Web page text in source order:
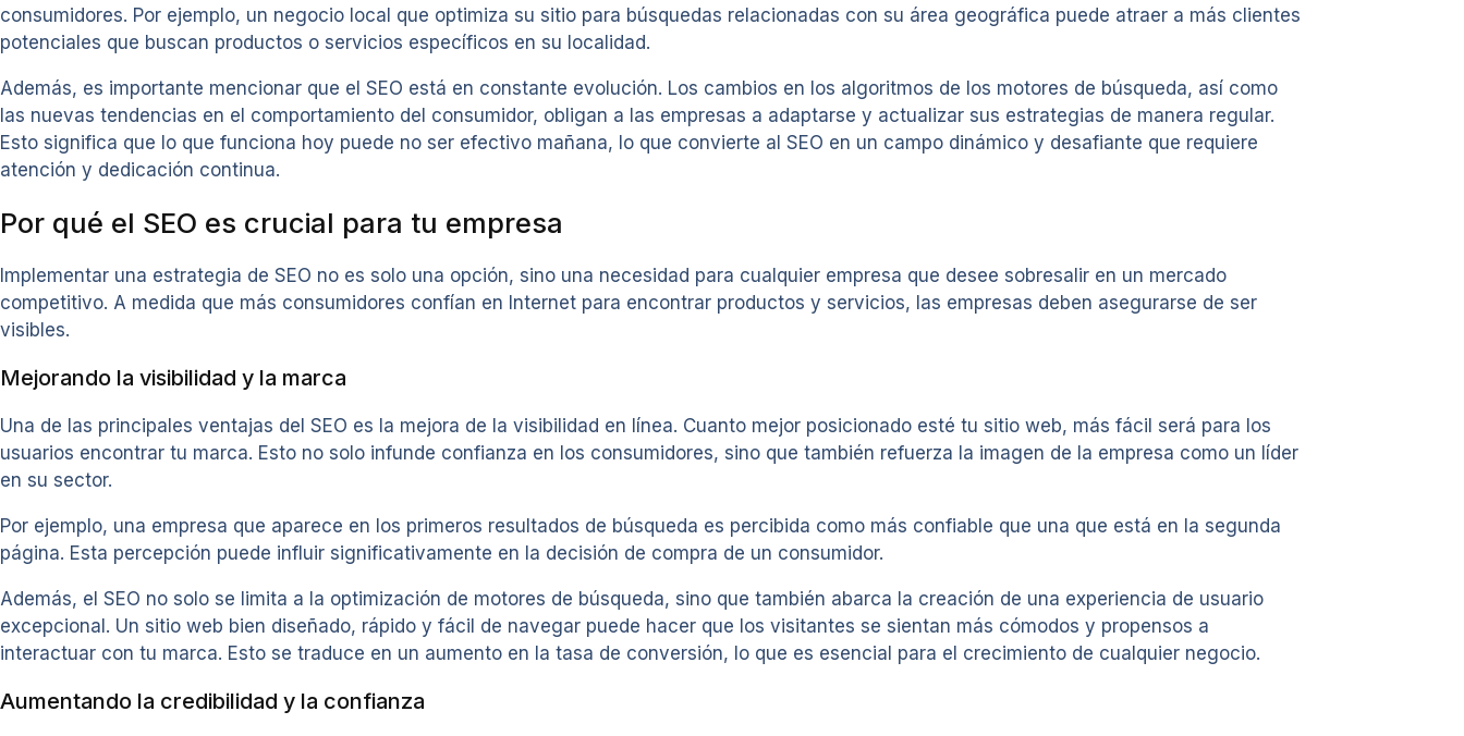
consumidores. Por ejemplo, un negocio local que optimiza su sitio para búsquedas relacionadas con su área geográfica puede atraer a más clientes
potenciales que buscan productos o servicios específicos en su localidad.
Además, es importante mencionar que el SEO está en constante evolución. Los cambios en los algoritmos de los motores de búsqueda, así como
las nuevas tendencias en el comportamiento del consumidor, obligan a las empresas a adaptarse y actualizar sus estrategias de manera regular.
Esto significa que lo que funciona hoy puede no ser efectivo mañana, lo que convierte al SEO en un campo dinámico y desafiante que requiere
atención y dedicación continua.
Por qué el SEO es crucial para tu empresa
Implementar una estrategia de SEO no es solo una opción, sino una necesidad para cualquier empresa que desee sobresalir en un mercado
competitivo. A medida que más consumidores confían en Internet para encontrar productos y servicios, las empresas deben asegurarse de ser
visibles.
Mejorando la visibilidad y la marca
Una de las principales ventajas del SEO es la mejora de la visibilidad en línea. Cuanto mejor posicionado esté tu sitio web, más fácil será para los
usuarios encontrar tu marca. Esto no solo infunde confianza en los consumidores, sino que también refuerza la imagen de la empresa como un líder
en su sector.
Por ejemplo, una empresa que aparece en los primeros resultados de búsqueda es percibida como más confiable que una que está en la segunda
página. Esta percepción puede influir significativamente en la decisión de compra de un consumidor.
Además, el SEO no solo se limita a la optimización de motores de búsqueda, sino que también abarca la creación de una experiencia de usuario
excepcional. Un sitio web bien diseñado, rápido y fácil de navegar puede hacer que los visitantes se sientan más cómodos y propensos a
interactuar con tu marca. Esto se traduce en un aumento en la tasa de conversión, lo que es esencial para el crecimiento de cualquier negocio.
Aumentando la credibilidad y la confianza